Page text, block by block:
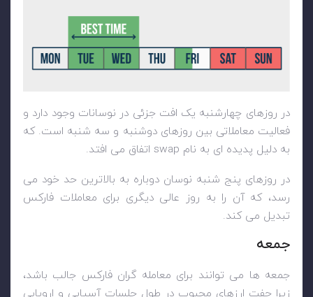
در روزهای چهارشنبه یک افت جزئی در نوسانات وجود دارد و
فعالیت معاملاتی بین روزهای دوشنبه و سه شنبه است. که
به دلیل پدیده ای به نام swap اتفاق می افتد.
در روزهای پنج شنبه نوسان دوباره به بالاترین حد خود می
رسد، که آن را به روز عالی دیگری برای معاملات فارکس
تبدیل می کند.
جمعه
جمعه ها می توانند برای معامله گران فارکس جالب باشد،
زیرا جفت ارزهای محبوب در طول جلسات آسیایی و اروپایی